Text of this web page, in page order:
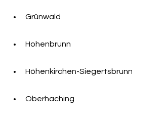
Grünwald
Hohenbrunn
Höhenkirchen-Siegertsbrunn
Oberhaching